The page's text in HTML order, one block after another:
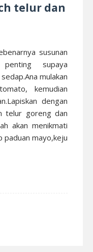
telur dan
susunan
supaya
mulakan
kemudian
dengan
telur goreng dan
akan menikmati
paduan mayo,keju